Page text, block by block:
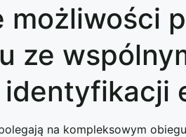
możliwości
ze
identyfikacji
na kompleksowym